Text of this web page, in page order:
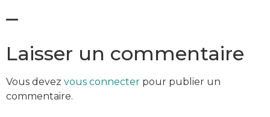
–
Laisser un commentaire
Vous devez vous connecter pour publier un
commentaire.